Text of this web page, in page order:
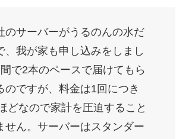
のサーバーがうるのんの水だ
、我が家も申し込みをしまし
で2本のペースで届けてもら
のですが、料金は1回につき
どなので家計を圧迫すること
せん。サーバーはスタンダー